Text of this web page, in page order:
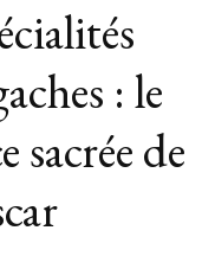
: le
sacrée de